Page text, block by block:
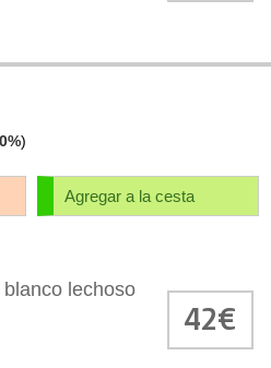
)
Agregar a la cesta
blanco lechoso
42€